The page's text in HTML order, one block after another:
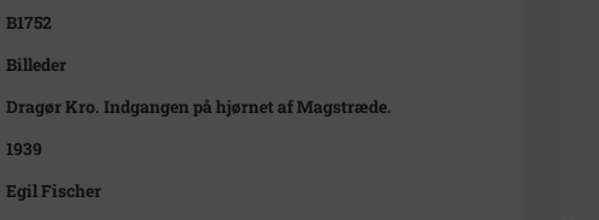
B1752
Billeder
Dragør Kro. Indgangen på hjørnet af Magstræde.
1939
Egil Fischer